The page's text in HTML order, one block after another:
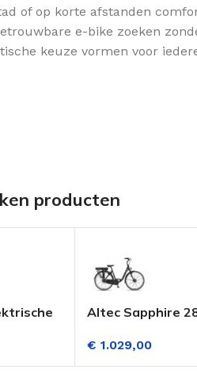
of op korte afstanden
e-bike zoeken
keuze vormen voor
producten
Mat
Altec Sapphire
Versnellingen Mat
Zwart
€ 1.029,00